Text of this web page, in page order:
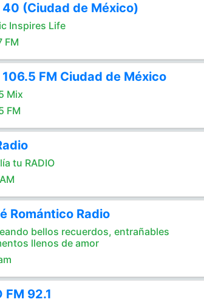
40 (Ciudad de México)
Inspires Life
FM
106.5 FM Ciudad de México
Mix
FM
tu RADIO
Romántico Radio
bellos recuerdos, entrañables
llenos de amor
FM 92.1